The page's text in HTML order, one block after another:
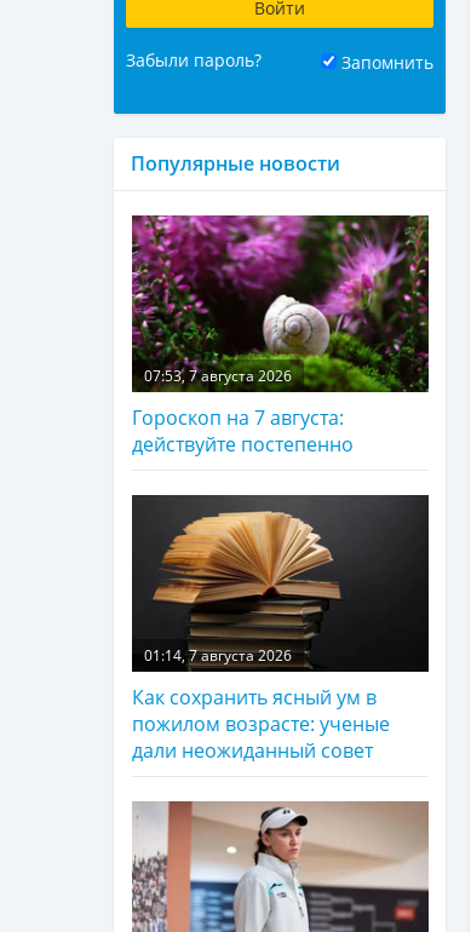
Забыли пароль? Запомнить
Популярные новости
07:53, 7 августа 2026
Гороскоп на 7 августа:
действуйте постепенно
01:14, 7 августа 2026
Как сохранить ясный ум в
пожилом возрасте: ученые
дали неожиданный совет